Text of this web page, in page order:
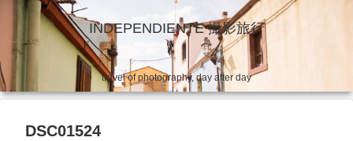
INDEPENDIENTE 撮影旅行
travel of photography, day after day
DSC01524